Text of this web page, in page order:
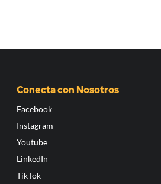
Conecta con Nosotros
Facebook
Instagram
Youtube
LinkedIn
TikTok